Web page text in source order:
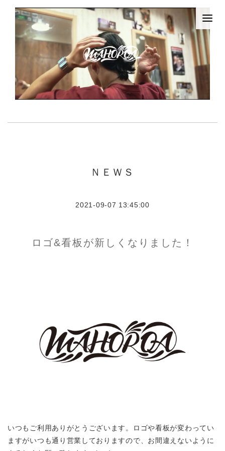
ＮＥＷＳ
2021-09-07 13:45:00
ロゴ&看板が新しくなりました！
いつもご利用ありがとうございます。ロゴや看板が変わってい
ますがいつも通り営業しておりますので、お間違えないように